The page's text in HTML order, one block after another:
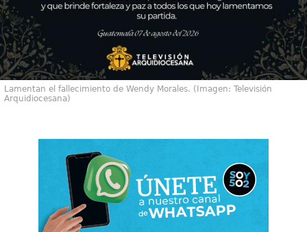
Lamentan el fallecimiento de Wendy Morales. (Imagen: Televisión
Arquidiocesana)